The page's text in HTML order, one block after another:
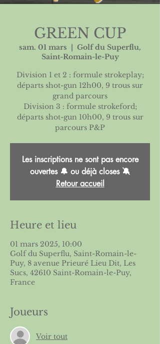
GREEN CUP
sam. 01 mars
Golf du Superflu,
Saint-Romain-le-Puy
Division 1 et 2 : formule strokeplay;
départs shot-gun 12h00, 9 trous sur
grand parcours
Division 3 : formule strokeford;
départs shot-gun 10h00, 9 trous sur
parcours P&P
Les inscriptions ne sont pas encore
ouvertes 🔔 ou déjà closes 🔕
Retour accueil
Heure et lieu
01 mars 2025, 10:00
Golf du Superflu, Saint-Romain-le-
Puy, 8 avenue Prieuré Lieu Dit, Les
Sucs, 42610 Saint-Romain-le-Puy,
France
Joueurs
Voir tout